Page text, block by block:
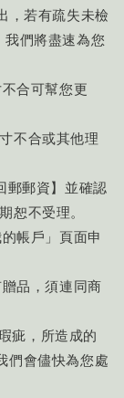
，若有疏失未檢
們將盡速為您
合可幫您更
不合或其他理
郵郵資】並確認
恕不受理。
帳戶」頁面申
品，須連同商
疵，所造成的
們會儘快為您處